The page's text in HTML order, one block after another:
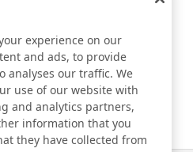
térmicas, para aplicar
experience on our
and ads, to provide
analyses our traffic. We
use of our website with
and analytics partners,
information that you
they have collected from